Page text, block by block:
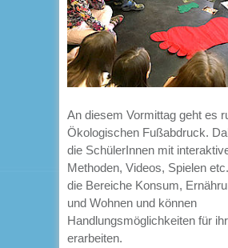
An diesem Vormittag geht es
Ökologischen Fußabdruck.
die SchülerInnen mit
Methoden, Videos, Spielen
die Bereiche Konsum,
und Wohnen und können
Handlungsmöglichkeiten für
erarbeiten.